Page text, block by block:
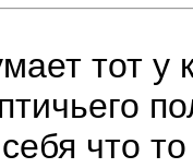
тот
что